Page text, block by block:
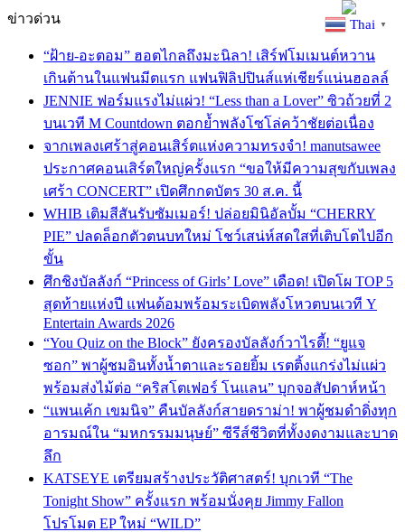
ข่าวด่วน
“ฝ้าย-อะตอม” ฮอตไกลถึงมะนิลา! เสิร์ฟโมเมนต์หวาน
เกินต้านในแฟนมีตแรก แฟนฟิลิปปินส์แห่เชียร์แน่นฮอลล์
JENNIE ฟอร์มแรงไม่แผ่ว! “Less than a Lover” ซิวถ้วยที่ 2
บนเวที M Countdown ตอกย้ำพลังโซโล่คว้าชัยต่อเนื่อง
จากเพลงเศร้าสู่คอนเสิร์ตแห่งความทรงจำ! manutsawee
ประกาศคอนเสิร์ตใหญ่ครั้งแรก “ขอให้มีความสุขกับเพลง
เศร้า CONCERT” เปิดศึกกดบัตร 30 ส.ค. นี้
WHIB เติมสีสันรับซัมเมอร์! ปล่อยมินิอัลบั้ม “CHERRY
PIE” ปลดล็อกตัวตนบทใหม่ โชว์เสน่ห์สดใสที่เติบโตไปอีก
ขั้น
ศึกชิงบัลลังก์ “Princess of Girls’ Love” เดือด! เปิดโผ TOP 5
สุดท้ายแห่งปี แฟนด้อมพร้อมระเบิดพลังโหวตบนเวที Y
Entertain Awards 2026
“You Quiz on the Block” ยังครองบัลลังก์วาไรตี้! “ยูแจ
ซอก” พาผู้ชมอินทั้งน้ำตาและรอยยิ้ม เรตติ้งแกร่งไม่แผ่ว
พร้อมส่งไม้ต่อ “คริสโตเฟอร์ โนแลน” บุกจอสัปดาห์หน้า
“แพนเค้ก เขมนิจ” คืนบัลลังก์สายดราม่า! พาผู้ชมดำดิ่งทุก
อารมณ์ใน “มหกรรมมนุษย์” ซีรีส์ชีวิตที่ทั้งงดงามและบาด
ลึก
KATSEYE เตรียมสร้างประวัติศาสตร์! บุกเวที “The
Tonight Show” ครั้งแรก พร้อมนั่งคุย Jimmy Fallon
โปรโมต EP ใหม่ “WILD”
Thai ▼